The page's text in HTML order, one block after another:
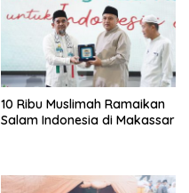
10 Ribu Muslimah Ramaikan
Salam Indonesia di Makassar